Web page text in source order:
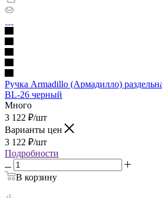
Ручка Armadillo (Армадилло)
BL-26 черный
Много
3 122 ₽/шт
Варианты цен
3 122 ₽/шт
Подробности
В корзину